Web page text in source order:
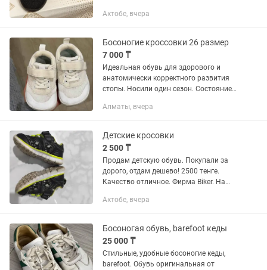
Актобе, вчера
Босоногие кроссовки 26 размер
7 000 ₸
Идеальная обувь для здорового и
анатомически корректного развития
стопы. Носили один сезон. Состояние
Алматы, вчера
Детские кросовки
2 500 ₸
Продам детскую обувь. Покупали за
дорого, отдам дешево! 2500 тенге.
Качество отличное. Фирма Biker. На
года. В принципе подойдут и девочке.
Актобе, вчера
Босоногая обувь, barefoot кеды
25 000 ₸
Стильные, удобные босоногие кеды,
barefoot. Обувь оригинальная от